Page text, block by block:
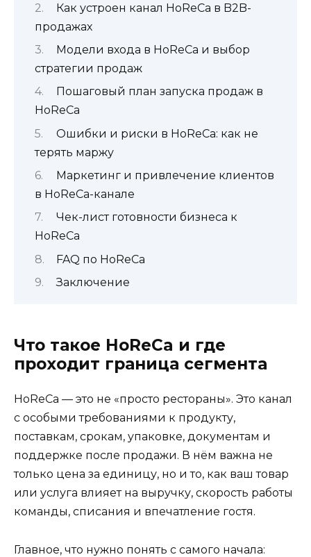
Как устроен канал HoReCa в B2B-
продажах
Модели входа в HoReCa и выбор
стратегии продаж
Пошаговый план запуска продаж в
HoReCa
Ошибки и риски в HoReCa: как не
терять маржу
Маркетинг и привлечение клиентов
в HoReCa-канале
Чек-лист готовности бизнеса к
HoReCa
FAQ по HoReCa
Заключение
Что такое HoReCa и где
проходит граница сегмента
HoReCa — это не «просто рестораны». Это канал
с особыми требованиями к продукту,
поставкам, срокам, упаковке, документам и
поддержке после продажи. В нём важна не
только цена за единицу, но и то, как ваш товар
или услуга влияет на выручку, скорость работы
команды, списания и впечатление гостя.
Главное, что нужно понять с самого начала: